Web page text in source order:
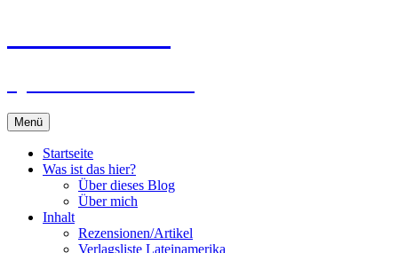
Menü
Startseite
Was ist das hier?
Über dieses Blog
Über mich
Inhalt
Rezensionen/Artikel
Verlagsliste Lateinamerika